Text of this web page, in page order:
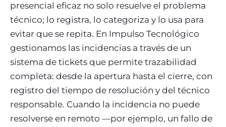
presencial eficaz no solo resuelve el problema
técnico; lo registra, lo categoriza y lo usa para
evitar que se repita. En Impulso Tecnológico
gestionamos las incidencias a través de un
sistema de tickets que permite trazabilidad
completa: desde la apertura hasta el cierre, con
registro del tiempo de resolución y del técnico
responsable. Cuando la incidencia no puede
resolverse en remoto —por ejemplo, un fallo de